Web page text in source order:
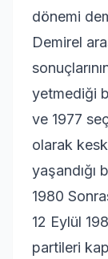
dönemi
Demirel
yetmediği
ve 1977
olarak
yaşandığı
1980
12 Eylül
partileri